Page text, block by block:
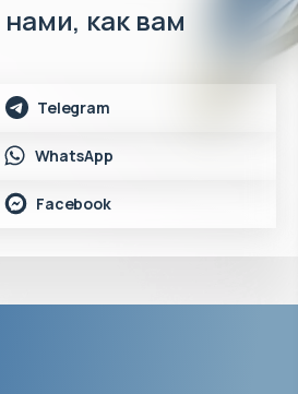
как вам
Telegram
WhatsApp
Facebook